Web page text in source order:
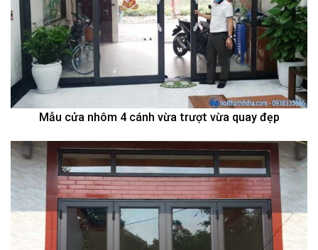
Mẫu cửa nhôm 4 cánh vừa trượt vừa quay đẹp